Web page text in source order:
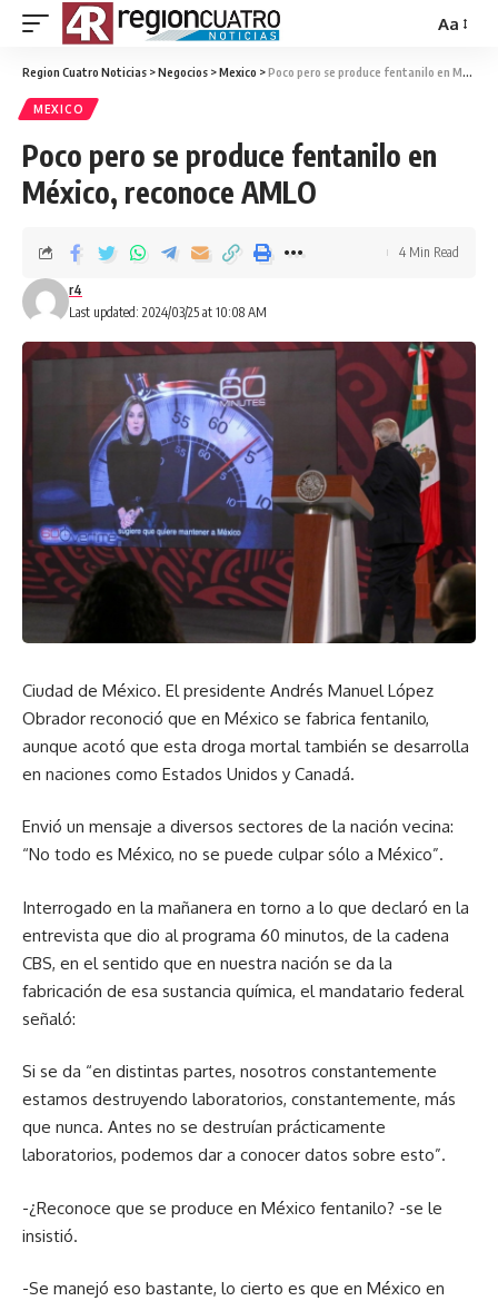
Aa
Region Cuatro Noticias >Negocios >Mexico >Poco pero se produce fentanilo en México, reconoce AMLO
MEXICO
Poco pero se produce fentanilo en
México, reconoce AMLO
Last updated: 2024/03/25 at 10:08 AM
r4
4 Min Read
Ciudad de México. El presidente Andrés Manuel López
Obrador reconoció que en México se fabrica fentanilo,
aunque acotó que esta droga mortal también se desarrolla
en naciones como Estados Unidos y Canadá.
Envió un mensaje a diversos sectores de la nación vecina:
“No todo es México, no se puede culpar sólo a México”.
Interrogado en la mañanera en torno a lo que declaró en la
entrevista que dio al programa 60 minutos, de la cadena
CBS, en el sentido que en nuestra nación se da la
fabricación de esa sustancia química, el mandatario federal
señaló:
Si se da “en distintas partes, nosotros constantemente
estamos destruyendo laboratorios, constantemente, más
que nunca. Antes no se destruían prácticamente
laboratorios, podemos dar a conocer datos sobre esto”.
-¿Reconoce que se produce en México fentanilo? -se le
insistió.
-Se manejó eso bastante, lo cierto es que en México en